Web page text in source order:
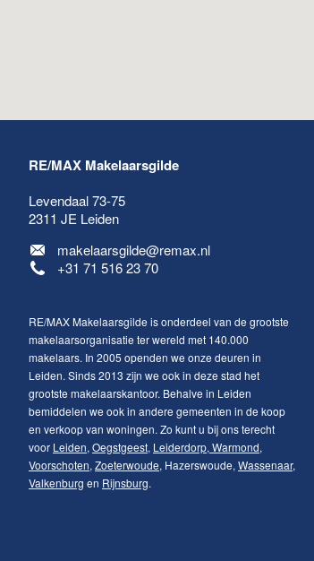
Maak een afspraak
RE/MAX Makelaarsgilde
RE/MAX Makelaarsgilde
Levendaal 73-75
2311 JE Leiden
makelaarsgilde@remax.nl
+31 71 516 23 70
RE/MAX Makelaarsgilde is onderdeel van de grootste
makelaarsorganisatie ter wereld met 140.000
makelaars. In 2005 openden we onze deuren in
Leiden. Sinds 2013 zijn we ook in deze stad het
grootste makelaarskantoor. Behalve in Leiden
bemiddelen we ook in andere gemeenten in de koop
en verkoop van woningen. Zo kunt u bij ons terecht
voor Leiden, Oegstgeest, Leiderdorp, Warmond,
Voorschoten, Zoeterwoude, Hazerswoude, Wassenaar,
Valkenburg en Rijnsburg.